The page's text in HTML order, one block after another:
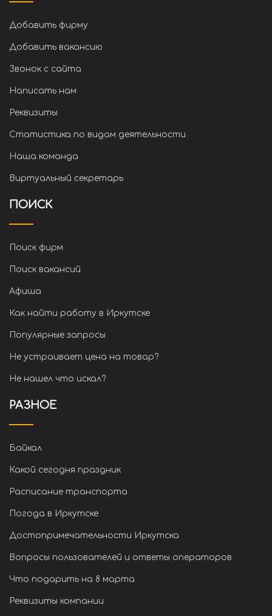
Добавить фирму
Добавить вакансию
Звонок с сайта
Написать нам
Реквизиты
Статистика по видам деятельности
Наша команда
Виртуальный секретарь
ПОИСК
Поиск фирм
Поиск вакансий
Афиша
Как найти работу в Иркутске
Популярные запросы
Не устраивает цена на товар?
Не нашел что искал?
РАЗНОЕ
Байкал
Какой сегодня праздник
Расписание транспорта
Погода в Иркутске
Достопримечательности Иркутска
Вопросы пользователей и ответы операторов
Что подарить на 8 марта
Реквизиты компании